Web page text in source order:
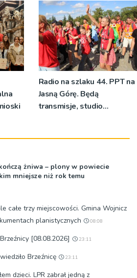
znaczeniu Sakramentów
[ZDJĘCIA]
Radio na szlaku 44. PPT na
Jasną Górę. Będą
transmisje, studio
żniwa – plony w powiecie
mniejsze niż rok temu
całe trzy miejscowości. Gmina Wojnicz
planistycznych
08:08
[08.08.2026] 23:11
Brzeźnicę 23:11
dzieci. LPR zabrał jedną z